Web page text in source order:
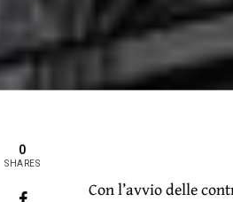
0
SHARES
Con l’avvio delle